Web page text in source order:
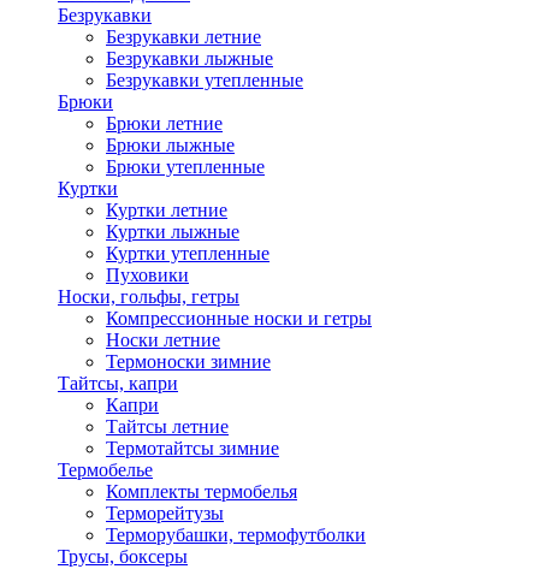
Безрукавки
Безрукавки летние
Безрукавки лыжные
Безрукавки утепленные
Брюки
Брюки летние
Брюки лыжные
Брюки утепленные
Куртки
Куртки летние
Куртки лыжные
Куртки утепленные
Пуховики
Носки, гольфы, гетры
Компрессионные носки и гетры
Носки летние
Термоноски зимние
Тайтсы, капри
Капри
Тайтсы летние
Термотайтсы зимние
Термобелье
Комплекты термобелья
Терморейтузы
Терморубашки, термофутболки
Трусы, боксеры